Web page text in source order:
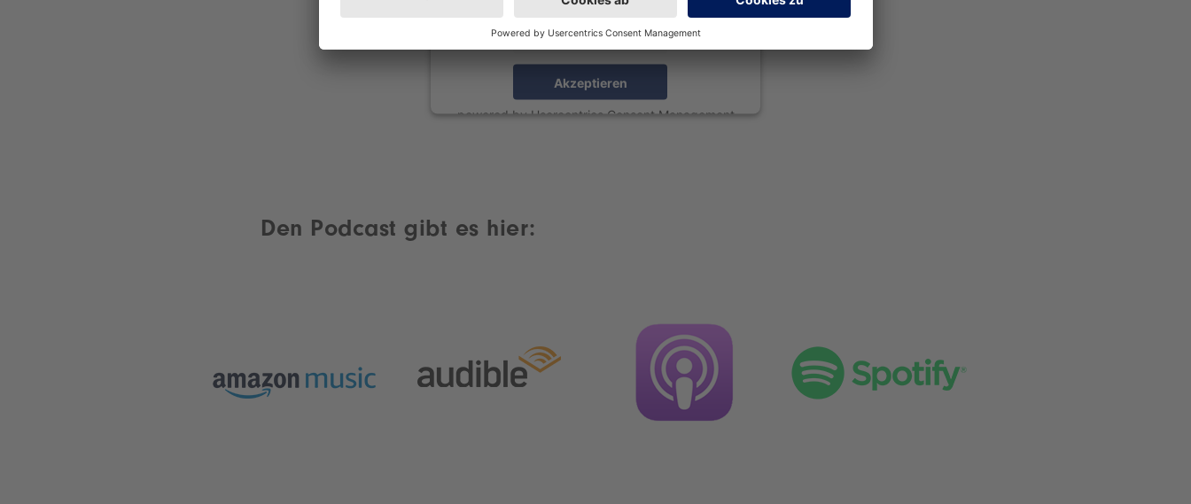
Mehr Informationen
Akzeptieren
powered byUsercentrics Consent Management
Den Podcast gibt es hier: